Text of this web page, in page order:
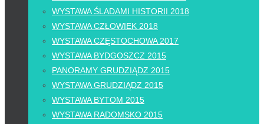
WYSTAWA ŚLADAMI HISTORII 2018
WYSTAWA CZŁOWIEK 2018
WYSTAWA CZĘSTOCHOWA 2017
WYSTAWA BYDGOSZCZ 2015
PANORAMY GRUDZIĄDZ 2015
WYSTAWA GRUDZIĄDZ 2015
WYSTAWA BYTOM 2015
WYSTAWA RADOMSKO 2015